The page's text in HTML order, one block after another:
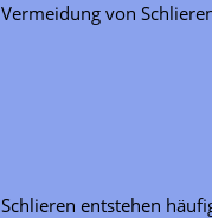
Vermeidung von
Schlieren entstehen